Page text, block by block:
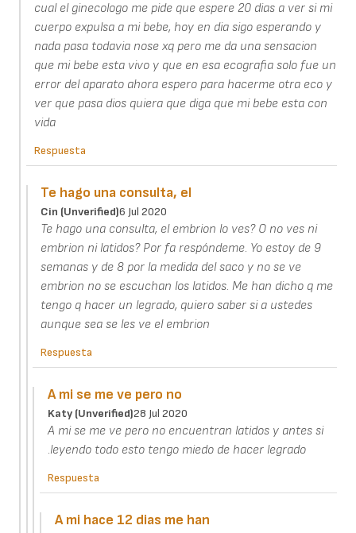
cual el ginecologo me pide que espere 20 dias a ver si mi
cuerpo expulsa a mi bebe, hoy en dia sigo esperando y
nada pasa todavia nose xq pero me da una sensacion
que mi bebe esta vivo y que en esa ecografia solo fue un
error del aparato ahora espero para hacerme otra eco y
ver que pasa dios quiera que diga que mi bebe esta con
vida
Respuesta
Te hago una consulta, el
Cin (unverified)6 Jul 2020
Te hago una consulta, el embrion lo ves? O no ves ni
embrion ni latidos? Por fa respóndeme. Yo estoy de 9
semanas y de 8 por la medida del saco y no se ve
embrion no se escuchan los latidos. Me han dicho q me
tengo q hacer un legrado, quiero saber si a ustedes
aunque sea se les ve el embrion
Respuesta
A mi se me ve pero no
Katy (unverified)28 Jul 2020
A mi se me ve pero no encuentran latidos y antes si
.leyendo todo esto tengo miedo de hacer legrado
Respuesta
A mi hace 12 dias me han